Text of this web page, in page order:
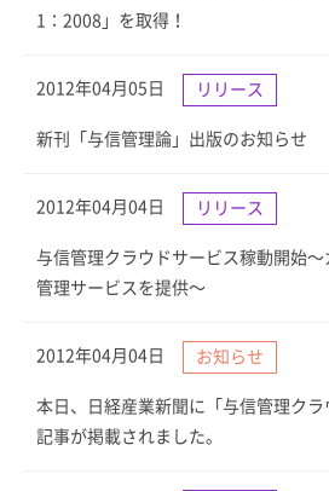
1：2008」を取得！
2012年04月05日 リリース
新刊「与信管理論」出版のお知らせ
2012年04月04日 リリース
与信管理クラウドサービス稼動開始
管理サービスを提供〜
2012年04月04日 お知らせ
本日、日経産業新聞に「与信管理ク
記事が掲載されました。